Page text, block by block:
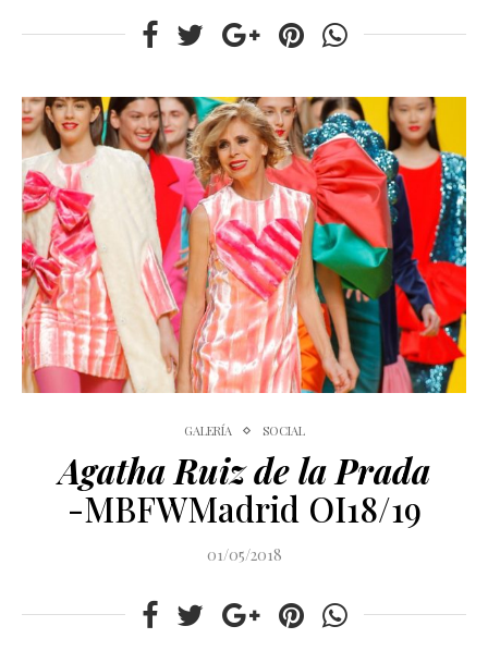
GALERÍA SOCIAL
Agatha Ruiz de la Prada
-MBFWMadrid OI18/19
01/05/2018